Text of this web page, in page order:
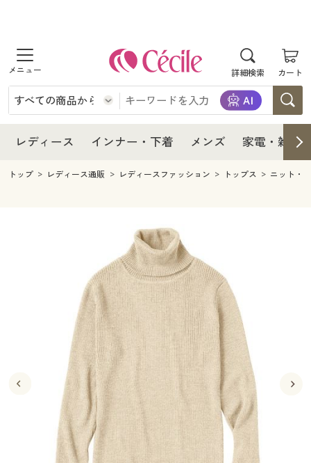
詳細検索 カート
商品を探す
レディース
レディースファッション
インナー・下着
インナー・下着通販すべて
ジュニア・ティーンズ下着
メンズ
キッチン・雑貨・日用品
寝具・インテリア・家具
寝具・インテリア・家具通販すべて
寝具・ベッド
カーテン・ラグ・ファブリック
美容・健康通販すべて
美容・健康・サプリメント
制服・スクール
制服・スクールすべて
制服・学生服
ジュニア・ティーンズ下着
大きいサイズ
大きいサイズ通販すべて
大きいサイズ レディース服
バーゲンセール
詳細検索
レディース インナー・下着 メンズ 家電・雑貨
レディース
レディース通販すべて
レディースファッション
インナー・下着
インナー・下着通販すべて
ジュニア・ティーンズ下着
メンズ
キッチン・雑貨・日用品
寝具・インテリア・家具通販すべて
寝具・ベッド
カーテン・ラグ・ファブリック
美容・健康通販すべて
美容・健康・サプリメント
制服・スクール
制服・スクールすべて
制服・学生服
ジュニア・ティーンズ下着
大きいサイズ
大きいサイズ通販すべて
大きいサイズ レディース服
大きいサイズ レディース下着
バーゲンセール
シークレットセール
商品カテゴリ一覧
トップ レディース通販 レディースファッション トップス ニット・